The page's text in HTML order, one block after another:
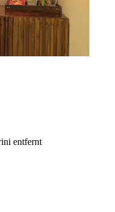
entfernt